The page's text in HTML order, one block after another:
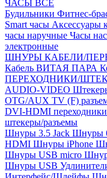
ЧАСЫ ВСЕ
Будильники Фитнес-
Smart часы Аксессуары
часы наручные Часы
электронные
ШНУРЫ КАБЕЛИ/
Кабель ВИТАЯ ПАРА
ПЕРЕХОДНИКИ/
AUDIO-VIDEO
OTG/AUX TV (F)
DVI-HDMI переходники
штекеры/разъемы
Шнуры 3.5 Jack Шнуры
HDMI Шнуры iPhone
Шнуры USB micro
Шнуры USB